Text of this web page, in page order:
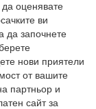
оценявате
ви
да започнете
нови приятели
от вашите
партньор и
сайт за